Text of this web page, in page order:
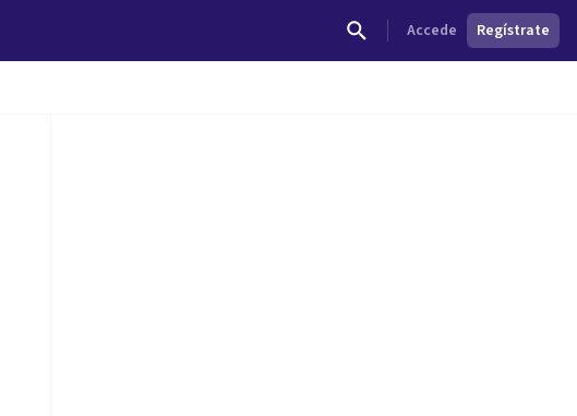
Accede Regístrate